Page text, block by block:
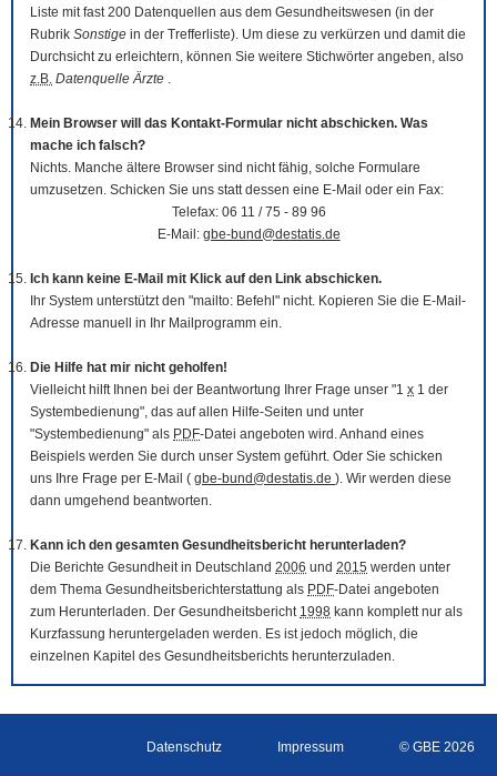
Liste mit fast 200 Datenquellen aus dem Gesundheitswesen (in der
Rubrik Sonstige in der Trefferliste). Um diese zu verkürzen und damit die
Durchsicht zu erleichtern, können Sie weitere Stichwörter angeben, also
z.B. Datenquelle Ärzte .
Mein Browser will das Kontakt-Formular nicht abschicken. Was
mache ich falsch?
Nichts. Manche ältere Browser sind nicht fähig, solche Formulare
umzusetzen. Schicken Sie uns statt dessen eine E-Mail oder ein Fax:
Telefax: 06 11 / 75 - 89 96
E-Mail: gbe-bund@destatis.de
Ich kann keine E-Mail mit Klick auf den Link abschicken.
Ihr System unterstützt den "mailto: Befehl" nicht. Kopieren Sie die E-Mail-
Adresse manuell in Ihr Mailprogramm ein.
Die Hilfe hat mir nicht geholfen!
Vielleicht hilft Ihnen bei der Beantwortung Ihrer Frage unser "1 x 1 der
Systembedienung", das auf allen Hilfe-Seiten und unter
"Systembedienung" als PDF-Datei angeboten wird. Anhand eines
Beispiels werden Sie durch unser System geführt. Oder Sie schicken
uns Ihre Frage per E-Mail ( gbe-bund@destatis.de ). Wir werden diese
dann umgehend beantworten.
Kann ich den gesamten Gesundheitsbericht herunterladen?
Die Berichte Gesundheit in Deutschland 2006 und 2015 werden unter
dem Thema Gesundheitsberichterstattung als PDF-Datei angeboten
zum Herunterladen. Der Gesundheitsbericht 1998 kann komplett nur als
Kurzfassung heruntergeladen werden. Es ist jedoch möglich, die
einzelnen Kapitel des Gesundheitsberichts herunterzuladen.
Datenschutz Impressum © GBE 2026